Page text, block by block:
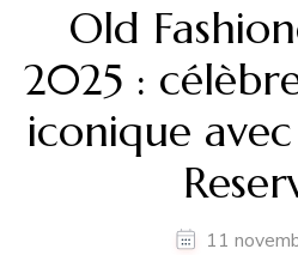
Old
2025 :
iconique
11